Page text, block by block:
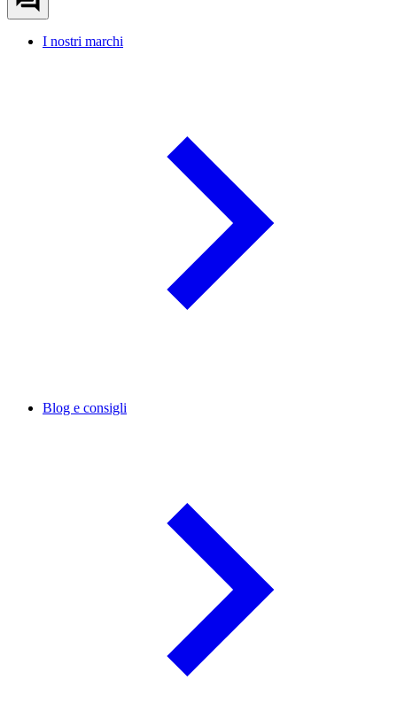
I nostri marchi
Blog e consigli